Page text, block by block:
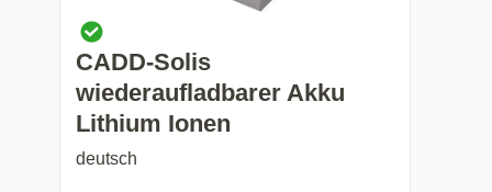
CADD-Solis
wiederaufladbarer Akku
Lithium Ionen
deutsch